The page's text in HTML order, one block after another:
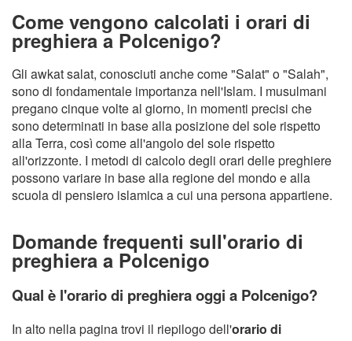
Come vengono calcolati i orari di
preghiera a Polcenigo?
Gli awkat salat, conosciuti anche come "Salat" o "Salah",
sono di fondamentale importanza nell'Islam. I musulmani
pregano cinque volte al giorno, in momenti precisi che
sono determinati in base alla posizione del sole rispetto
alla Terra, così come all'angolo del sole rispetto
all'orizzonte. I metodi di calcolo degli orari delle preghiere
possono variare in base alla regione del mondo e alla
scuola di pensiero islamica a cui una persona appartiene.
Domande frequenti sull'orario di
preghiera a Polcenigo
Qual è l'orario di preghiera oggi a Polcenigo?
In alto nella pagina trovi il riepilogo dell'orario di